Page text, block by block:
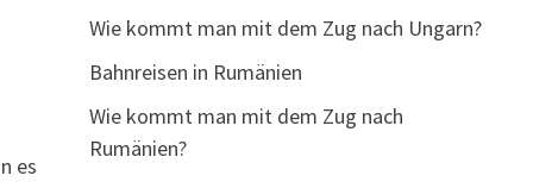
es
Wie kommt man mit dem Zug nach Ungarn?
Bahnreisen in Rumänien
Wie kommt man mit dem Zug nach
Rumänien?